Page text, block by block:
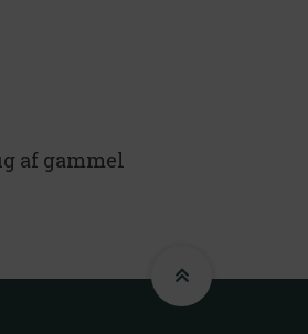
af gammel